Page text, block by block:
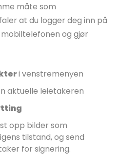
måte som
at du logger deg inn på
og gjør
i venstremenyen
aktuelle leietakeren
opp bilder som
tilstand, og send
for signering.